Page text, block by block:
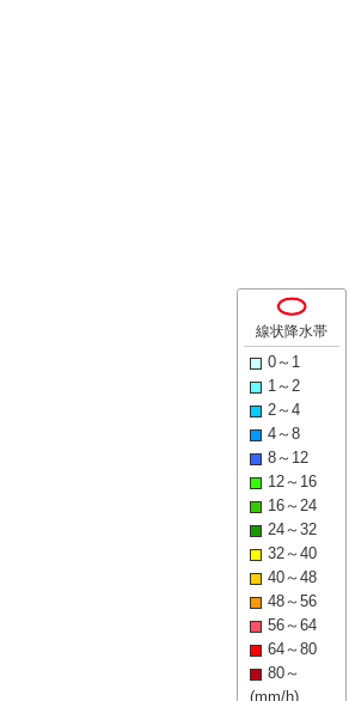
線状降水帯
0～1
1～2
2～4
4～8
8～12
12～16
16～24
24～32
32～40
40～48
48～56
56～64
64～80
80～
(mm/h)